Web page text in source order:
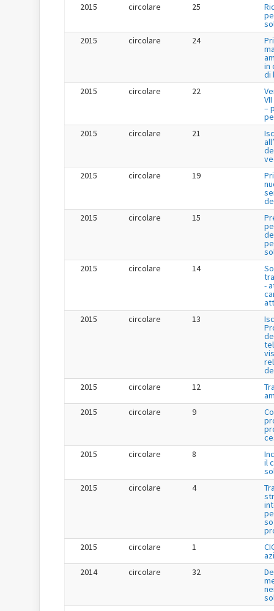
2015
circolare 25
2015
circolare 24
in
di
2015
circolare 22
–
2015
circolare 21
2015
circolare 19
2015
circolare 15
2015
circolare 14
-
2015
circolare 13
2015
circolare 12
2015
circolare 9
2015
circolare 8
il
2015
circolare 4
2015
circolare 1
2014
circolare 32